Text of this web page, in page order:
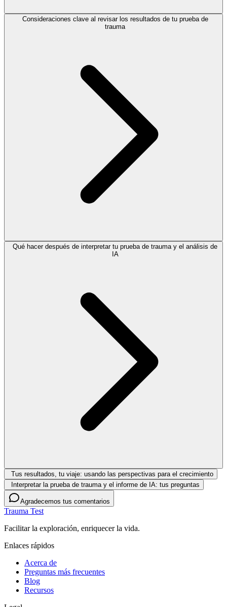
Consideraciones clave al revisar los resultados de tu prueba de
trauma
Qué hacer después de interpretar tu prueba de trauma y el análisis de
IA
Tus resultados, tu viaje: usando las perspectivas para el crecimiento
Interpretar la prueba de trauma y el informe de IA: tus preguntas
Agradecemos tus comentarios
Trauma Test
Facilitar la exploración, enriquecer la vida.
Enlaces rápidos
Acerca de
Preguntas más frecuentes
Blog
Recursos